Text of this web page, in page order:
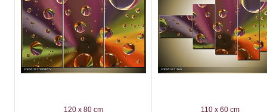
120 x 80 cm 110 x 60 cm